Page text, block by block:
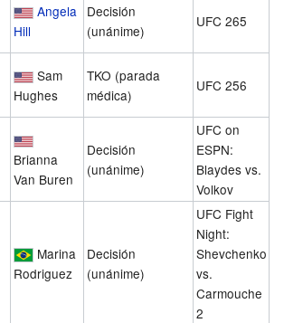
Angela
Hill
Decisión
(unánime)
UFC 265
Sam
Hughes
TKO (parada
médica)
UFC 256
Brianna
Van Buren
Decisión
(unánime)
UFC on
ESPN:
Blaydes vs.
Volkov
Marina
Rodriguez
Decisión
(unánime)
UFC Fight
Night:
Shevchenko
vs.
Carmouche
2